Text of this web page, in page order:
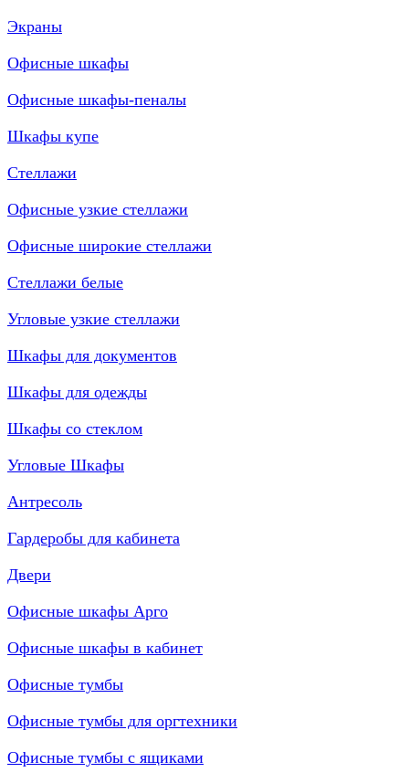
Экраны
Офисные шкафы
Офисные шкафы-пеналы
Шкафы купе
Стеллажи
Офисные узкие стеллажи
Офисные широкие стеллажи
Стеллажи белые
Угловые узкие стеллажи
Шкафы для документов
Шкафы для одежды
Шкафы со стеклом
Угловые Шкафы
Антресоль
Гардеробы для кабинета
Двери
Офисные шкафы Арго
Офисные шкафы в кабинет
Офисные тумбы
Офисные тумбы для оргтехники
Офисные тумбы с ящиками